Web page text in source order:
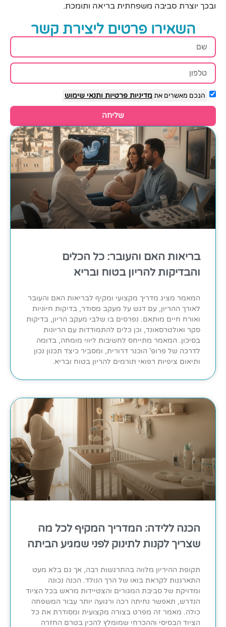
ובכך יוצרת סביבה משפחתית בריאה ותומכת.
השאירו פרטים ליצירת קשר
הנכם מאשרים אתמדיניות פרטיות ותנאי שימוש
שליחה
בריאות האם והעובר: כל הכלים
והבדיקות להריון בטוח ובריא
המאמר מציג מדריך מקצועי ומקיף לבריאות האם והעובר
לאורך ההריון, עם דגש על מעקב מסודר, בדיקות חיוניות
ואורח חיים מותאם. נפרסים בו שלבי מעקב הריון, בדיקות
סקר ואולטרסאונד, וכן כלים להתמודדות עם הריונות
בסיכון. המאמר מתייחס לחשיבות ליווי מומחה, בדומה
לדרכה של פרופ' הוכנר דרורית, ומסביר כיצד תכנון נכון
ותיאום ציפיות רפואי תורמים להריון בטוח ובריא.
הכנה ללידה: המדריך המקיף לכל מה
שצריך לקנות לתינוק לפני שמגיע הביתה
תקופת ההיריון מלווה בהתרגשות רבה, אך גם בלא מעט
התארגנות לקראת בואו של הרך הנולד. הכנה נכונה
ומדויקת של סביבת המגורים והצטיידות מראש בכל הציוד
הנדרש, תאפשר נחיתה רכה ורגועה יותר עבור המשפחה
כולה. מאמר זה מפרט בצורה מקצועית ומסודרת את כל
הציוד הבסיסי וההכרחי שמומלץ להכין בטרם החזרה